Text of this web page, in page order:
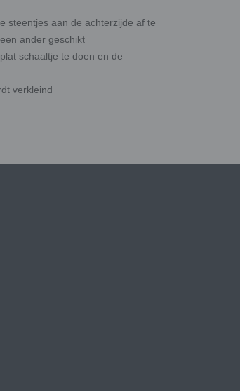
steentjes aan de achterzijde af te
ander geschikt
schaaltje te doen en de
verkleind